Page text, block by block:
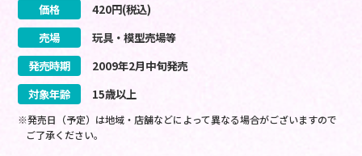
価格 420円(税込)
売場
玩具・模型売場等
発売時期
2009年2月中旬発売
対象年齢
15歳以上
※発売日（予定）は地域・店舗などによって異なる場合がございますので
ご了承ください。